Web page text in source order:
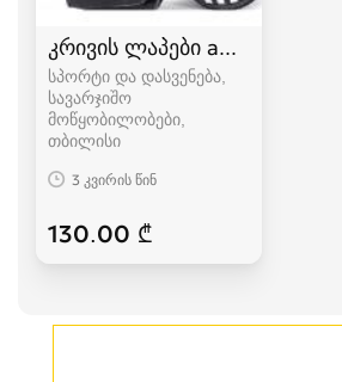
კრივის ლაპები adidas,topten
სპორტი და დასვენება,
სავარჯიშო
მოწყობილობები
თბილისი
3 კვირის წინ
130.00 ₾